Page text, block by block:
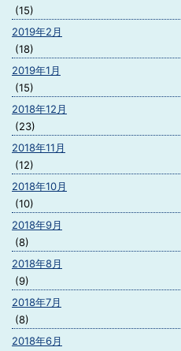
(15)
2019年2月
(18)
2019年1月
(15)
2018年12月
(23)
2018年11月
(12)
2018年10月
(10)
2018年9月
(8)
2018年8月
(9)
2018年7月
(8)
2018年6月